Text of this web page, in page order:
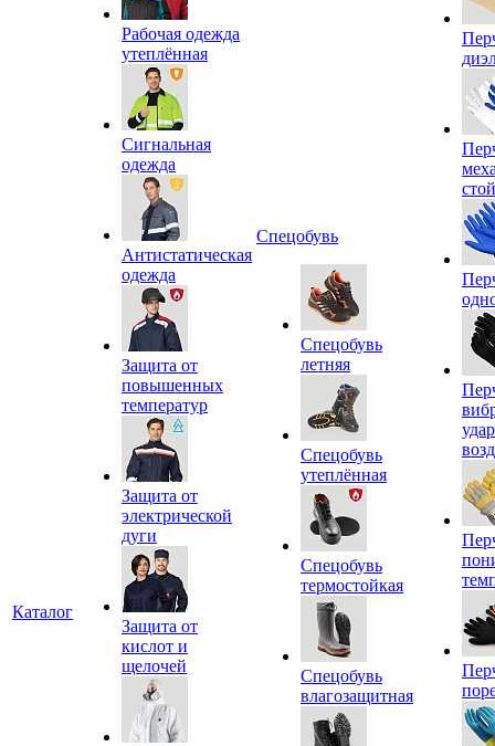
Каталог
Рабочая одежда
утеплённая
Сигнальная
одежда
Антистатическая
одежда
Защита от
повышенных
температур
Защита от
электрической
дуги
Защита от
кислот и
щелочей
Спецобувь
Спецобувь
летняя
Спецобувь
утеплённая
Спецобувь
термостойкая
Спецобувь
влагозащитная